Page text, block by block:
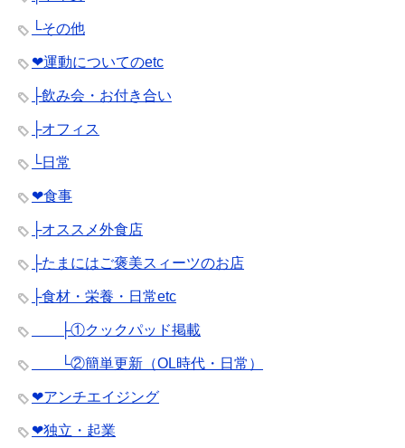
└その他
❤︎運動についてのetc
├飲み会・お付き合い
├オフィス
└日常
❤︎食事
├オススメ外食店
├たまにはご褒美スィーツのお店
├食材・栄養・日常etc
├①クックパッド掲載
└②簡単更新（OL時代・日常）
❤︎アンチエイジング
❤︎独立・起業